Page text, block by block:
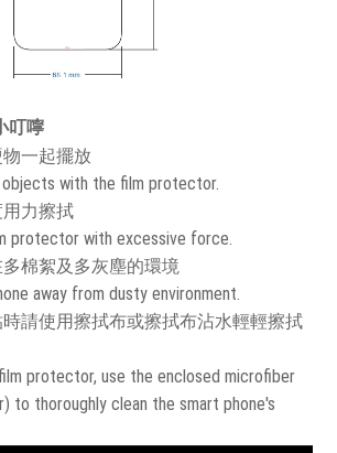
叮嚀
一起擺放
objects with the film protector.
力擦拭
protector with excessive force.
棉絮及多灰塵的環境
away from dusty environment.
請使用擦拭布或擦拭布沾水輕輕擦拭
protector, use the enclosed microfiber
to thoroughly clean the smart phone's